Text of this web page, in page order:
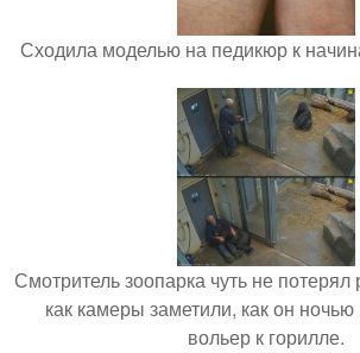
Сходила моделью на педикюр к
Смотритель зоопарка чуть не потерял
как камеры заметили, как он
вольер к горилле.